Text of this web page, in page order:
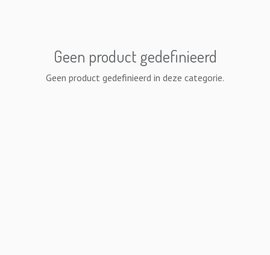
Geen product gedefinieerd
Geen product gedefinieerd in deze categorie.